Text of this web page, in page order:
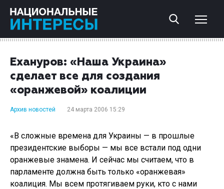
Ехануров: «Наша Украина»
сделает все для создания
«оранжевой» коалиции
Архив новостей 24 марта 2006 15:29
«В сложные времена для Украины — в прошлые
президентские выборы — мы все встали под одни
оранжевые знамена. И сейчас мы считаем, что в
парламенте должна быть только «оранжевая»
коалиция. Мы всем протягиваем руки, кто с нами